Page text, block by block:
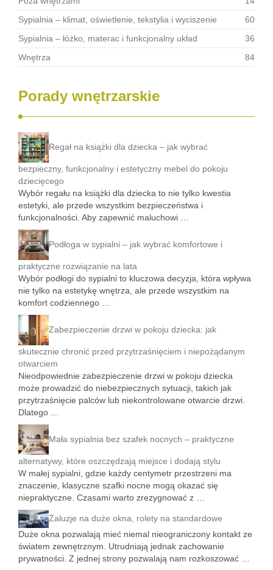
Sypialnia – klimat, oświetlenie, tekstylia i wyciszenie
60
Sypialnia – łóżko, materac i funkcjonalny układ
36
Wnętrza
84
Porady wnętrzarskie
Regał na książki dla dziecka – jak wybrać
bezpieczny, funkcjonalny i estetyczny mebel do pokoju
dziecięcego
Wybór regału na książki dla dziecka to nie tylko kwestia
estetyki, ale przede wszystkim bezpieczeństwa i
funkcjonalności. Aby zapewnić maluchowi …
Podłoga w sypialni – jak wybrać komfortowe i
praktyczne rozwiązanie na lata
Wybór podłogi do sypialni to kluczowa decyzja, która wpływa
nie tylko na estetykę wnętrza, ale przede wszystkim na
komfort codziennego …
Zabezpieczenie drzwi w pokoju dziecka: jak
skutecznie chronić przed przytrzaśnięciem i niepożądanym
otwarciem
Nieodpowiednie zabezpieczenie drzwi w pokoju dziecka
może prowadzić do niebezpiecznych sytuacji, takich jak
przytrzaśnięcie palców lub niekontrolowane otwarcie drzwi.
Dlatego …
Mała sypialnia bez szafek nocnych – praktyczne
alternatywy, które oszczędzają miejsce i dodają stylu
W małej sypialni, gdzie każdy centymetr przestrzeni ma
znaczenie, klasyczne szafki nocne mogą okazać się
niepraktyczne. Czasami warto zrezygnować z …
Żaluzje na duże okna, rolety na standardowe
Duże okna pozwalają mieć niemal nieograniczony kontakt ze
światem zewnętrznym. Utrudniają jednak zachowanie
prywatności. Z jednej strony pozwalają nam rozkoszować …